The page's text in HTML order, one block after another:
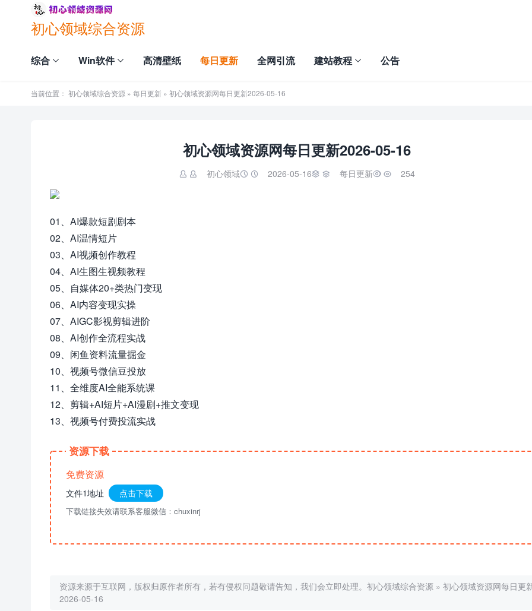
初心领域综合资源
综合 Win软件 高清壁纸 每日更新 全网引流 建站教程 公告
当前位置： 初心领域综合资源 » 每日更新 » 初心领域资源网每日更新2026-05-16
初心领域资源网每日更新2026-05-16
 初心领域  2026-05-16  每日更新  254
01、AI爆款短剧剧本
02、AI温情短片
03、AI视频创作教程
04、AI生图生视频教程
05、自媒体20+类热门变现
06、AI内容变现实操
07、AIGC影视剪辑进阶
08、AI创作全流程实战
09、闲鱼资料流量掘金
10、视频号微信豆投放
11、全维度AI全能系统课
12、剪辑+AI短片+AI漫剧+推文变现
13、视频号付费投流实战
资源下载
免费资源
文件1地址 点击下载
下载链接失效请联系客服微信：chuxinrj
资源来源于互联网，版权归原作者所有，若有侵权问题敬请告知，我们会立即处理。 初心领域综合资源 » 初心领域资源网每日更
2026-05-16